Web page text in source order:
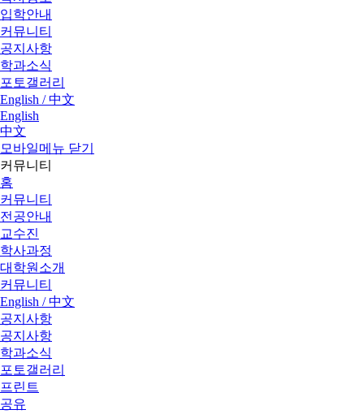
입학안내
커뮤니티
공지사항
학과소식
포토갤러리
English / 中文
English
中文
모바일메뉴 닫기
커뮤니티
홈
커뮤니티
전공안내
교수진
학사과정
대학원소개
커뮤니티
English / 中文
공지사항
공지사항
학과소식
포토갤러리
프린트
공유